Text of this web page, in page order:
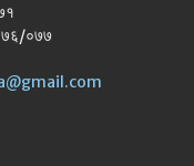
०७७